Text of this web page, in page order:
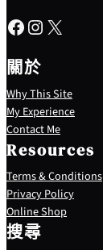
Facebook Instagram X
關於
Why This Site
My Experience
Contact Me
Resources
Terms & Conditions
Privacy Policy
Online Shop
搜尋
S
e
a